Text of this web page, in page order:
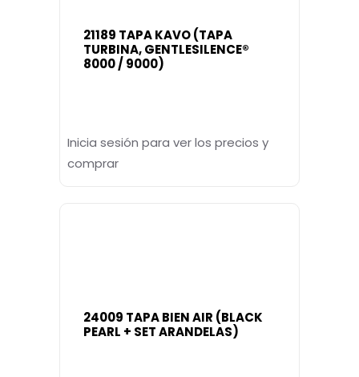
21189 TAPA KAVO (TAPA
TURBINA, GENTLESILENCE®
8000 / 9000)
Inicia sesión para ver los precios y
comprar
24009 TAPA BIEN AIR (BLACK
PEARL + SET ARANDELAS)